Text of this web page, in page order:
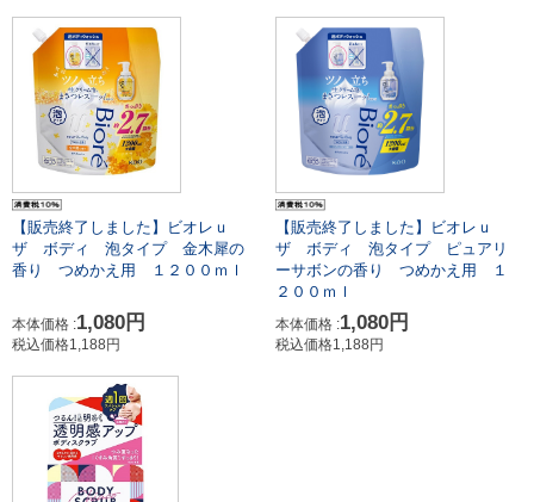
【販売終了しました】ビオレｕ
ザ ボディ 泡タイプ 金木犀の
香り つめかえ用 １２００ｍｌ
本体価格 :1,080円
税込価格1,188円
【販売終了しました】ビオレｕ
ザ ボディ 泡タイプ ピュアリ
ーサボンの香り つめかえ用 １
２００ｍｌ
本体価格 :1,080円
税込価格1,188円